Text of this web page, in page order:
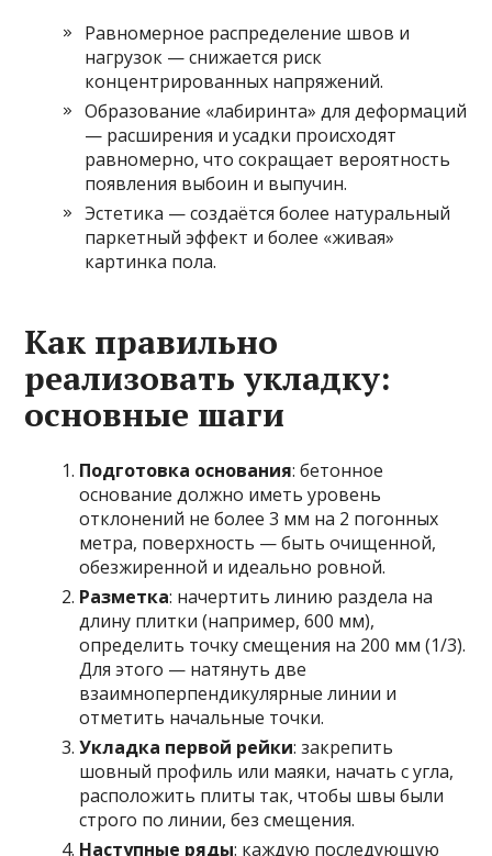
Равномерное распределение швов и
нагрузок — снижается риск
концентрированных напряжений.
Образование «лабиринта» для деформаций
— расширения и усадки происходят
равномерно, что сокращает вероятность
появления выбоин и выпучин.
Эстетика — создаётся более натуральный
паркетный эффект и более «живая»
картинка пола.
Как правильно
реализовать укладку:
основные шаги
Подготовка основания: бетонное
основание должно иметь уровень
отклонений не более 3 мм на 2 погонных
метра, поверхность — быть очищенной,
обезжиренной и идеально ровной.
Разметка: начертить линию раздела на
длину плитки (например, 600 мм),
определить точку смещения на 200 мм (1/3).
Для этого — натянуть две
взаимноперпендикулярные линии и
отметить начальные точки.
Укладка первой рейки: закрепить
шовный профиль или маяки, начать с угла,
расположить плиты так, чтобы швы были
строго по линии, без смещения.
Наступные ряды: каждую последующую